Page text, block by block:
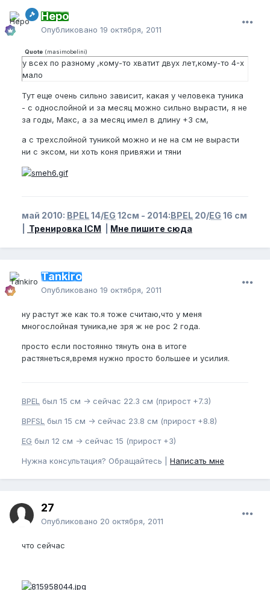
Неро
Опубликовано 19 октября, 2011
Quote (masimobelini)
у всех по разному ,кому-то хватит двух лет,кому-то 4-х
мало
Тут еще очень сильно зависит, какая у человека туника
- с однослойной и за месяц можно сильно вырасти, я не
за годы, Макс, а за месяц имел в длину +3 см,
а с трехслойной туникой можно и не на см не вырасти
ни с эксом, ни хоть коня привяжи и тяни
май 2010: BPEL14/EG 12см - 2014:BPEL 20/EG 16 см
Тренировка ICM Мне пишите сюда
Tankiro
Опубликовано 19 октября, 2011
ну растут же как то.я тоже считаю,что у меня
многослойная туника,не зря ж не рос 2 года.
просто если постоянно тянуть она в итоге
растянеться,время нужно просто большее и усилия.
BPEL был 15 см -> сейчас 22.3 см (прирост +7.3)
BPFSL был 15 см -> сейчас 23.8 см (прирост +8.8)
EG был 12 см -> сейчас 15 (прирост +3)
Нужна консультация? Обращайтесь | Написать мне
27
Опубликовано 20 октября, 2011
что сейчас